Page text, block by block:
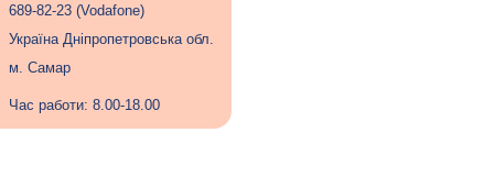
689-82-23 (Vodafone)
Україна Дніпропетровська обл.
м. Самар
Час работи: 8.00-18.00